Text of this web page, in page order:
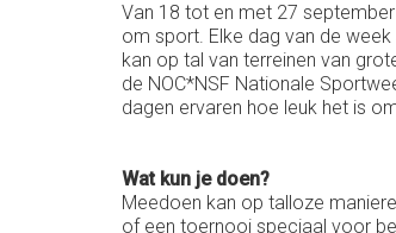
Van 18 tot en met 27
om sport. Elke dag van de week
kan op tal van terreinen van
de NOC*NSF Nationale
dagen ervaren hoe leuk het is
Wat kun je doen?
Meedoen kan op talloze
of een toernooi speciaal voor